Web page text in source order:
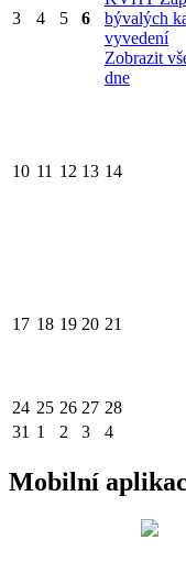
3 4 5 6
bývalých
vyvedení
Zobrazit
dne
10 11 12 13 14
17 18 19 20 21
24 25 26 27 28
31 1 2 3 4
Mobilní